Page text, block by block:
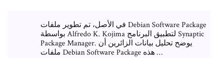
في الأصل، تم تطوير ملفات Debian Software Package
بواسطة Alfredo K. Kojima لتطبيق البرنامج Synaptic
Package Manager. يوضح تحليل بيانات الزائرين أن
ملفات Debian Software Package هذه …